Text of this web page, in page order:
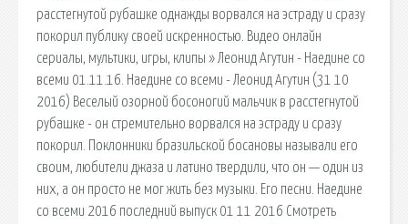
расстегнутой рубашке однажды ворвался на эстраду и сразу
покорил публику своей искренностью. Видео онлайн
сериалы, мультики, игры, клипы » Леонид Агутин - Наедине со
всеми 01.11.16. Наедине со всеми - Леонид Агутин (31 10
2016) Веселый озорной босоногий мальчик в расстегнутой
рубашке - он стремительно ворвался на эстраду и сразу
покорил. Поклонники бразильской босановы называли его
своим, любители джаза и латино твердили, что он — один из
них, а он просто не мог жить без музыки. Его песни. Наедине
со всеми 2016 последний выпуск 01 11 2016 Смотреть